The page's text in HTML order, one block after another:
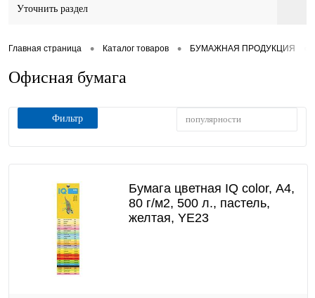
Уточнить раздел
Главная страница • Каталог товаров • БУМАЖНАЯ ПРОДУКЦИЯ
Офисная бумага
Фильтр популярности
Бумага цветная IQ color, А4,
80 г/м2, 500 л., пастель,
желтая, YE23